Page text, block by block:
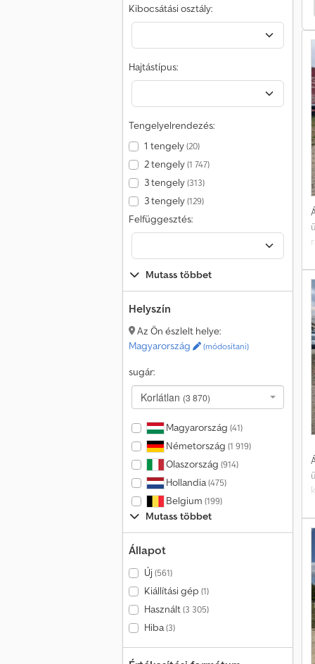
Kibocsátási osztály:
Hajtástípus:
Tengelyelrendezés:
1 tengely(20)
2 tengely(1 747)
3 tengely(313)
3 tengely(129)
Felfüggesztés:
Mutass többet
Helyszín
Az Ön észlelt helye:
Magyarország
(módosítani)
sugár:
Korlátlan (3 870)
Magyarország (41)
Németország (1 919)
Olaszország (914)
Hollandia(475)
Belgium (199)
Mutass többet
Állapot
Új(561)
Kiállítási gép (1)
Használt(3 305)
Hiba(3)
Fiat Platós Ponyvás Egyéb Platós Ponyvás